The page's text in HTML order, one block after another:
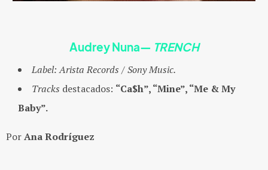
Audrey Nuna— TRENCH
Label:Arista Records / Sony Music.
Tracks destacados: “Ca$h”, “Mine”, “Me & My
Baby”.
PorAna Rodríguez